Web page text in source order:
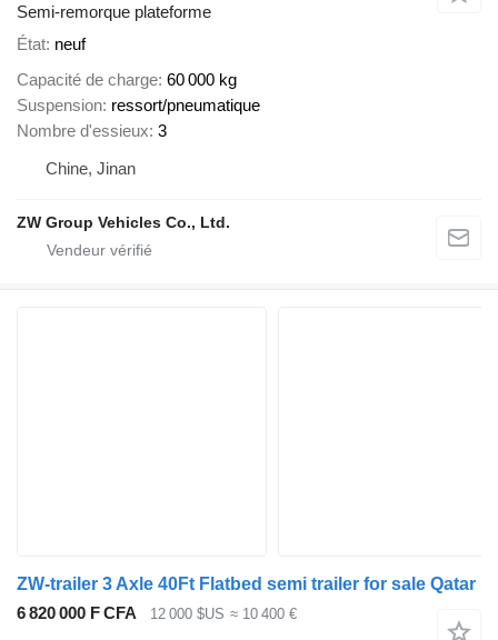
Semi-remorque plateforme
État neuf
Capacité de charge 60 000 kg
Suspension ressort/pneumatique
Nombre d'essieux 3
Chine, Jinan
ZW Group Vehicles Co., Ltd.
ZW-trailer 3 Axle 40Ft Flatbed semi trailer for sale Qatar
6 820 000 F CFA
12 000 $US ≈ 10 400 €